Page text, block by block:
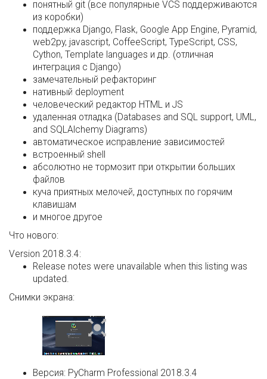
понятный git (все популярные VCS поддерживаются
из коробки)
поддержка Django, Flask, Google App Engine, Pyramid,
web2py, jаvascript, CoffeeScript, TypeScript, CSS,
Cython, Template languages и др. (отличная
интеграция с Django)
замечательный рефакторинг
нативный deployment
человеческий редактор HTML и JS
удаленная отладка (Databases and SQL support, UML,
and SQLAlchemy Diagrams)
автоматическое исправление зависимостей
встроенный shell
абсолютно не тормозит при открытии больших
файлов
куча приятных мелочей, доступных по горячим
клавишам
и многое другое
Что нового:
Version 2018.3.4:
Release notes were unavailable when this listing was
updated.
Снимки экрана:
Версия: PyCharm Professional 2018.3.4